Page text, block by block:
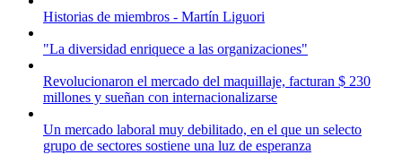
Historias de miembros - Martín Liguori
"La diversidad enriquece a las organizaciones"
Revolucionaron el mercado del maquillaje, facturan $ 230
millones y sueñan con internacionalizarse
Un mercado laboral muy debilitado, en el que un selecto
grupo de sectores sostiene una luz de esperanza